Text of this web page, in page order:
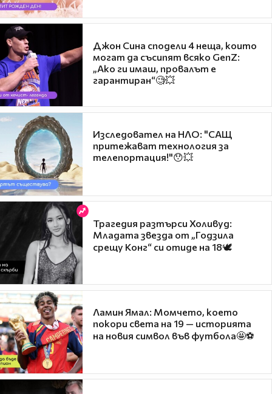
Джон Сина сподели 4 неща, които
могат да съсипят всяко GenZ:
„Ако ги имаш, провалът е
гарантиран“🧐💥
Изследовател на НЛО: "САЩ
притежават технология за
телепортация!"😯💥
Трагедия разтърси Холивуд:
Младата звезда от „Годзила
срещу Конг“ си отиде на 18🕊️
Ламин Ямал: Момчето, което
покори света на 19 — историята
на новия символ във футбола🤩⚽